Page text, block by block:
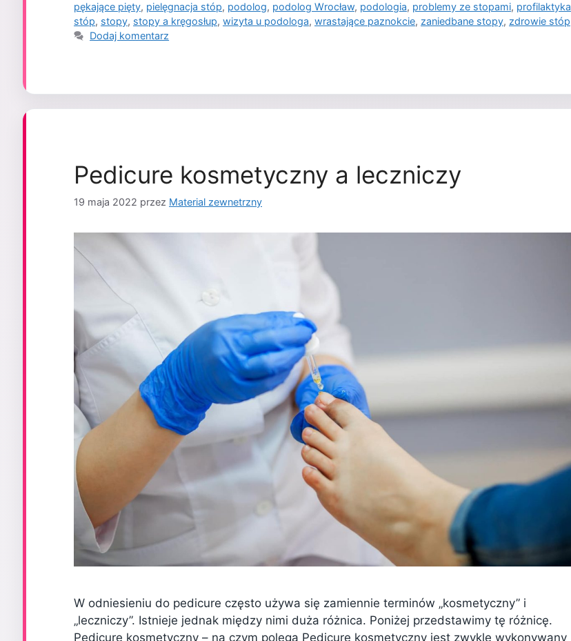
pękające pięty, pielęgnacja stóp, podolog, podolog Wrocław, podologia, problemy ze stopami, profilaktyka
stóp, stopy, stopy a kręgosłup, wizyta u podologa, wrastające paznokcie, zaniedbane stopy, zdrowie stóp
Dodaj komentarz
Pedicure kosmetyczny a leczniczy
19 maja 2022 przez Material zewnetrzny
W odniesieniu do pedicure często używa się zamiennie terminów „kosmetyczny” i
„leczniczy”. Istnieje jednak między nimi duża różnica. Poniżej przedstawimy tę różnicę.
Pedicure kosmetyczny – na czym polega Pedicure kosmetyczny jest zwykle wykonywany